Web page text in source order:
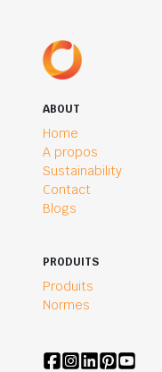
ABOUT
Home
A propos
Sustainability
Contact
Blogs
PRODUITS
Produits
Normes